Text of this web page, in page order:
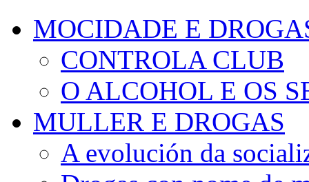
MOCIDADE E
CONTROLA CLUB
O ALCOHOL E OS
MULLER E DROGAS
A evolución da